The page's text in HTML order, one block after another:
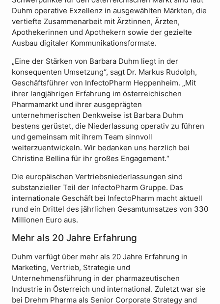
Duhm operative Exzellenz in ausgewählten Märkten, die
vertiefte Zusammenarbeit mit Ärztinnen, Ärzten,
Apothekerinnen und Apothekern sowie der gezielte
Ausbau digitaler Kommunikationsformate.
„Eine der Stärken von Barbara Duhm liegt in der
konsequenten Umsetzung“, sagt Dr. Markus Rudolph,
Geschäftsführer von InfectoPharm Heppenheim. „Mit
ihrer langjährigen Erfahrung im österreichischen
Pharmamarkt und ihrer ausgeprägten
unternehmerischen Denkweise ist Barbara Duhm
bestens gerüstet, die Niederlassung operativ zu führen
und gemeinsam mit ihrem Team sinnvoll
weiterzuentwickeln. Wir bedanken uns herzlich bei
Christine Bellina für ihr großes Engagement.“
Die europäischen Vertriebsniederlassungen sind
substanzieller Teil der InfectoPharm Gruppe. Das
internationale Geschäft bei InfectoPharm macht aktuell
rund ein Drittel des jährlichen Gesamtumsatzes von 330
Millionen Euro aus.
Mehr als 20 Jahre Erfahrung
Duhm verfügt über mehr als 20 Jahre Erfahrung in
Marketing, Vertrieb, Strategie und
Unternehmensführung in der pharmazeutischen
Industrie in Österreich und international. Zuletzt war sie
bei Drehm Pharma als Senior Corporate Strategy and